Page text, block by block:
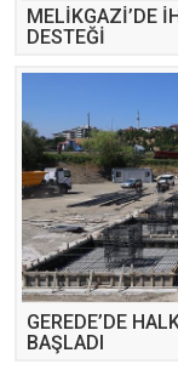
MELİKGAZİ’DE
DESTEĞİ
GEREDE’DE
BAŞLADI